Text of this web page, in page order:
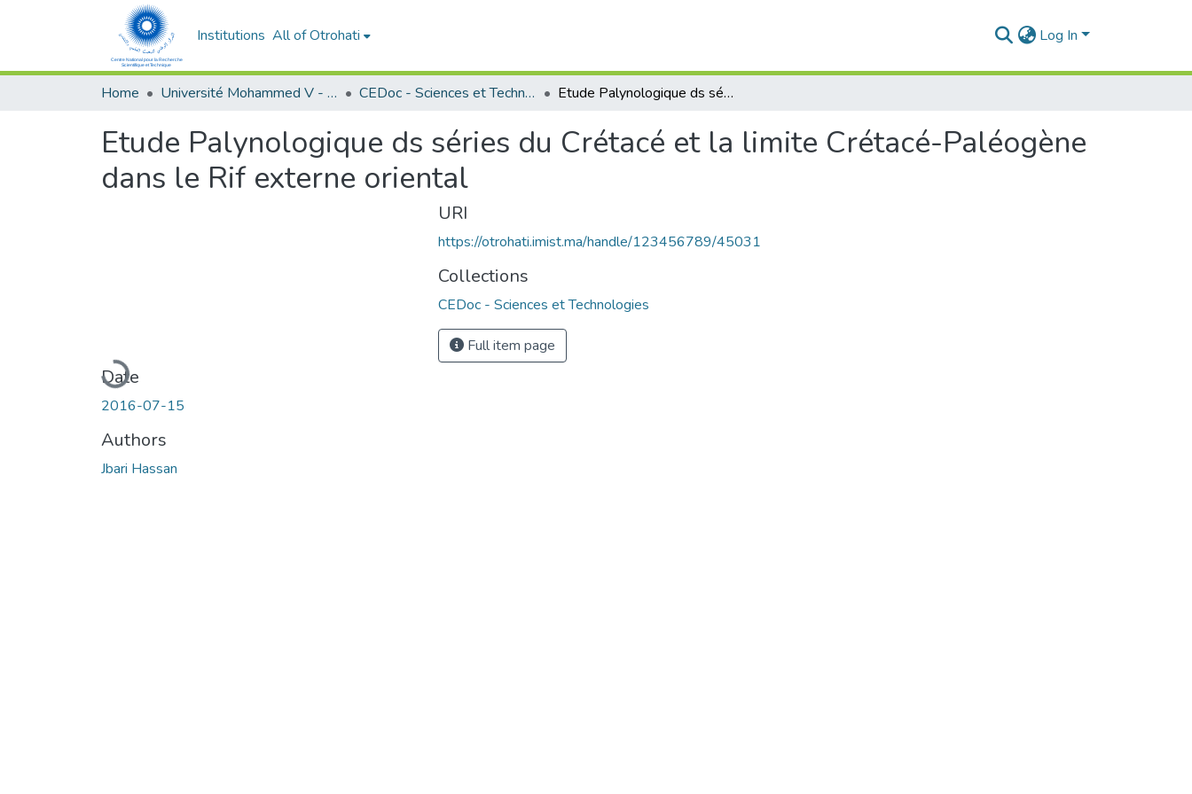
Institutions All of Otrohati Log In
Home Université Mohammed V - Rabat CEDoc - Sciences et Technologies Etude Palynologique ds séries du Crétacé et la limite Crétacé-Paléogène dans le Rif externe oriental
Etude Palynologique ds séries du Crétacé et la limite Crétacé-Paléogène
dans le Rif externe oriental
Loading...
Date
2016-07-15
Authors
Jbari Hassan
URI
https://otrohati.imist.ma/handle/123456789/45031
Collections
CEDoc - Sciences et Technologies
Full item page